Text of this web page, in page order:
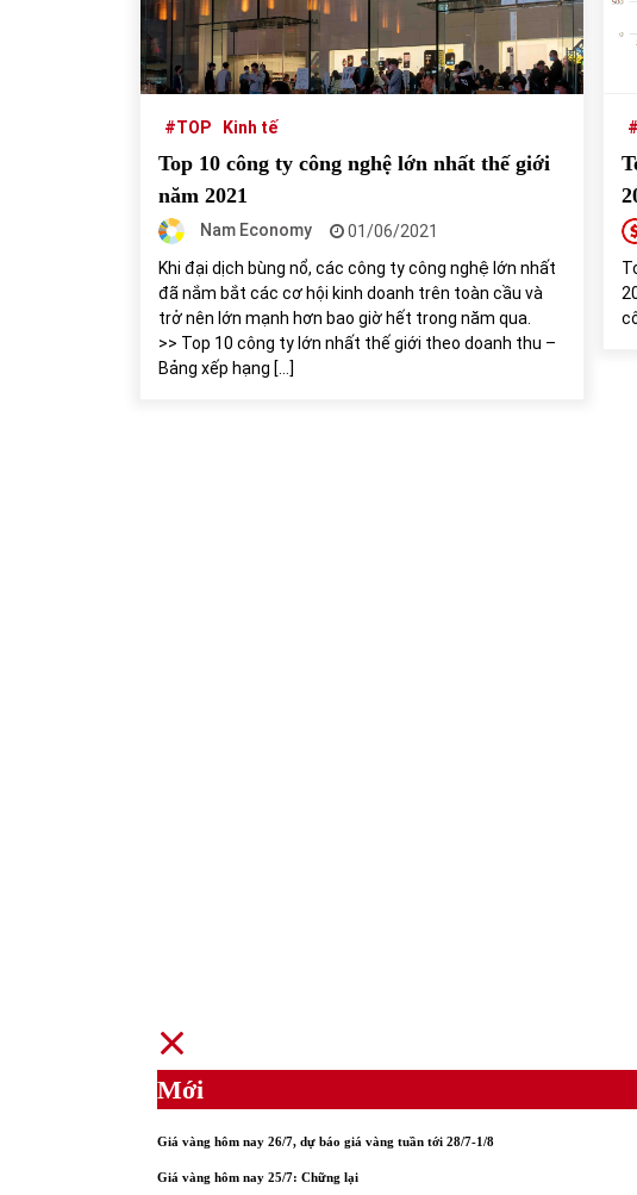
31/05/2022
Phân tích giá tiền điện tử sau ngày thị
#TOP Kinh tế
Top 10 công ty công nghệ lớn nhất thế giới
năm 2021
Nam Economy
01/06/2021
Khi đại dịch bùng nổ, các công ty công nghệ lớn nhất
đã nắm bắt các cơ hội kinh doanh trên toàn cầu và
trở nên lớn mạnh hơn bao giờ hết trong năm qua.
>> Top 10 công ty lớn nhất thế giới theo doanh thu –
Bảng xếp hạng […]
Mới
Giá vàng hôm nay 26/7, dự báo giá vàng tuần tới 28/7-1/8
Giá vàng hôm nay 25/7: Chững lại